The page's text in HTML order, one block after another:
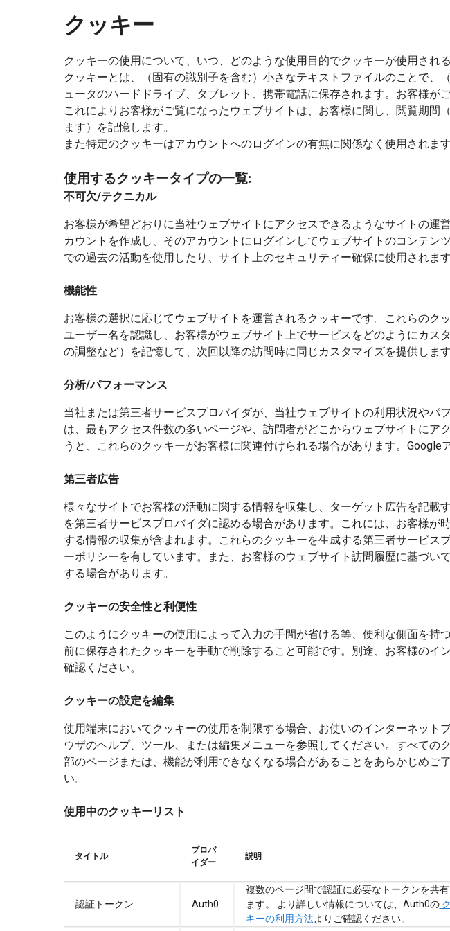
クッキー
クッキーの使用について、いつ、どのような使用目的でクッキーが使用され
クッキーとは、（固有の識別子を含む）小さなテキストファイルのことで
ュータのハードドライブ、タブレット、携帯電話に保存されます。お客様が
これによりお客様がご覧になったウェブサイトは、お客様に関し、閲覧期
ます）を記憶します。
また特定のクッキーはアカウントへのログインの有無に関係なく使用されます
使用するクッキータイプの一覧:
不可欠/テクニカル
お客様が希望どおりに当社ウェブサイトにアクセスできるようなサイトの
カウントを作成し、そのアカウントにログインしてウェブサイトのコンテ
での過去の活動を使用したり、サイト上のセキュリティー確保に使用されます
機能性
お客様の選択に応じてウェブサイトを運営されるクッキーです。これらのク
ユーザー名を認識し、お客様がウェブサイト上でサービスをどのようにカ
の調整など）を記憶して、次回以降の訪問時に同じカスタマイズを提供します
分析/パフォーマンス
当社または第三者サービスプロバイダが、当社ウェブサイトの利用状況や
は、最もアクセス件数の多いページや、訪問者がどこからウェブサイトに
うと、これらのクッキーがお客様に関連付けられる場合があります。Google
第三者広告
様々なサイトでお客様の活動に関する情報を収集し、ターゲット広告を記
を第三者サービスプロバイダに認める場合があります。これには、お客様
する情報の収集が含まれます。これらのクッキーを生成する第三者サービス
ーポリシーを有しています。また、お客様のウェブサイト訪問履歴に基づ
する場合があります。
クッキーの安全性と利便性
このようにクッキーの使用によって入力の手間が省ける等、便利な側面を
前に保存されたクッキーを手動で削除すること可能です。別途、お客様の
確認ください。
クッキーの設定を編集
使用端末においてクッキーの使用を制限する場合、お使いのインターネッ
ウザのヘルプ、ツール、または編集メニューを参照してください。すべて
部のページまたは、機能が利用できなくなる場合があることをあらかじめご
い。
使用中のクッキーリスト
タイトル
プロバ
イダー
説明
認証トークン Auth0
複数のページ間で認証に必要なトークンを共有
ます。 より詳しい情報については、Auth0の
キーの利用方法よりご確認ください。